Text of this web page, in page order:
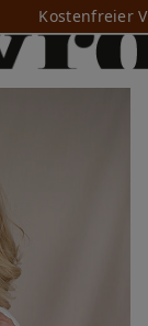
Kostenfreier